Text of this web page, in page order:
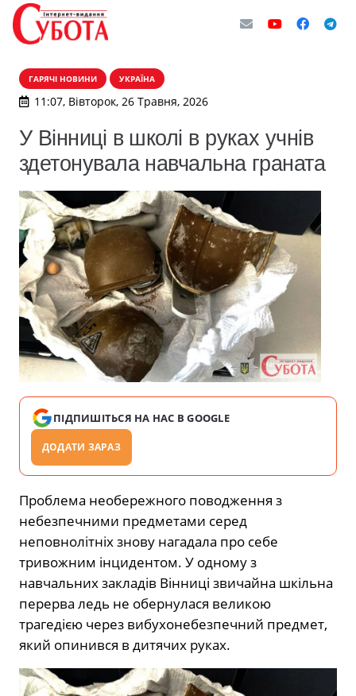
ГАРЯЧІ НОВИНИ УКРАЇНА
11:07, Вівторок, 26 Травня, 2026
У Вінниці в школі в руках учнів
здетонувала навчальна граната
ПІДПИШІТЬСЯ НА НАС В GOOGLE
ДОДАТИ ЗАРАЗ
Проблема необережного поводження з
небезпечними предметами серед
неповнолітніх знову нагадала про себе
тривожним інцидентом. У одному з
навчальних закладів Вінниці звичайна шкільна
перерва ледь не обернулася великою
трагедією через вибухонебезпечний предмет,
який опинився в дитячих руках.